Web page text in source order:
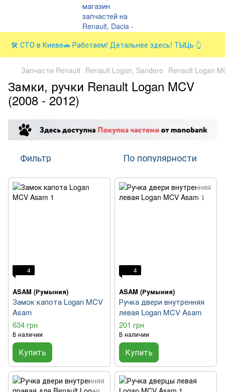
🛠️ СТО в Киеве🚗 Работаем! Детальнее здесь! ТЫЦь 👆
Запчасти Renault Renault Logan, Sandero Renault Logan
Замки, ручки Renault Logan MCV
(2008 - 2012)
Фильтр По популярности
4
ASAM (Румыния)
Замок капота Logan MCV
Asam
634 грн
В наличии
Купить
4
ASAM (Румыния)
Ручка двери внутренняя
левая Logan MCV Asam
201 грн
В наличии
Купить